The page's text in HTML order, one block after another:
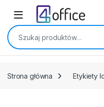
Skip to navigation
Skip to content
Szukaj:
Strona główna Etykiety